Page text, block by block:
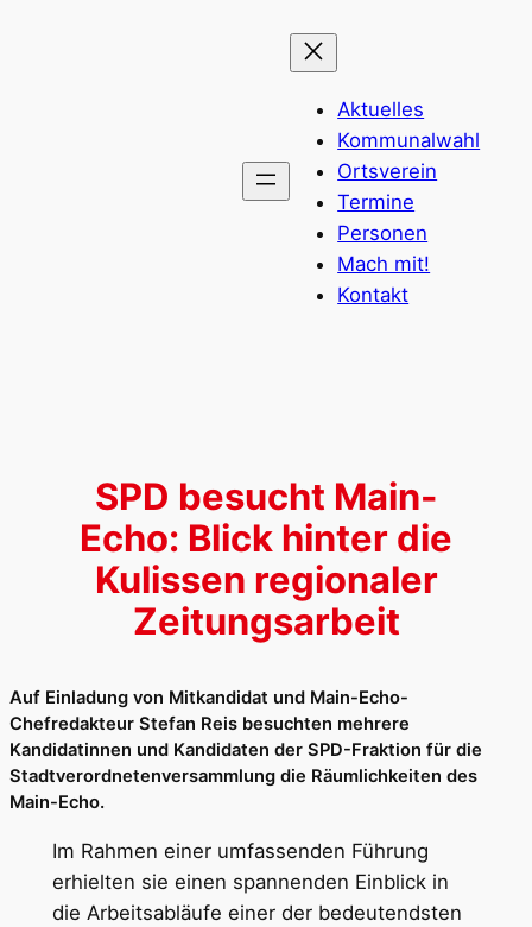
Aktuelles
Kommunalwahl
Ortsverein
Termine
Personen
Mach mit!
Kontakt
SPD besucht Main-
Echo: Blick hinter die
Kulissen regionaler
Zeitungsarbeit
Auf Einladung von Mitkandidat und Main-Echo-
Chefredakteur Stefan Reis besuchten mehrere
Kandidatinnen und Kandidaten der SPD-Fraktion für die
Stadtverordnetenversammlung die Räumlichkeiten des
Main-Echo.
Im Rahmen einer umfassenden Führung
erhielten sie einen spannenden Einblick in
die Arbeitsabläufe einer der bedeutendsten